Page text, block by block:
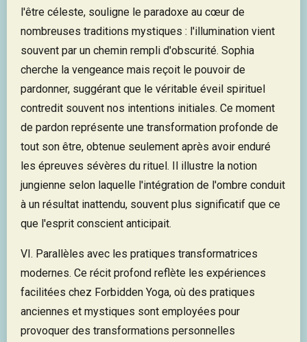
l'être céleste, souligne le paradoxe au cœur de
nombreuses traditions mystiques : l'illumination vient
souvent par un chemin rempli d'obscurité. Sophia
cherche la vengeance mais reçoit le pouvoir de
pardonner, suggérant que le véritable éveil spirituel
contredit souvent nos intentions initiales. Ce moment
de pardon représente une transformation profonde de
tout son être, obtenue seulement après avoir enduré
les épreuves sévères du rituel. Il illustre la notion
jungienne selon laquelle l'intégration de l'ombre conduit
à un résultat inattendu, souvent plus significatif que ce
que l'esprit conscient anticipait.
VI. Parallèles avec les pratiques transformatrices
modernes. Ce récit profond reflète les expériences
facilitées chez Forbidden Yoga, où des pratiques
anciennes et mystiques sont employées pour
provoquer des transformations personnelles